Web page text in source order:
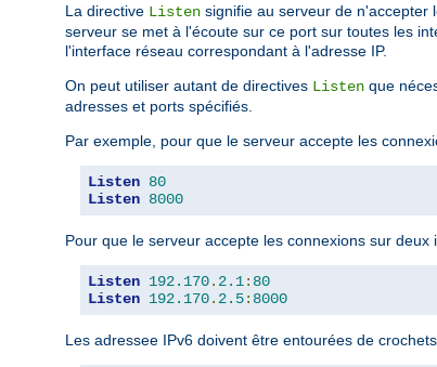
La directive Listen signifie au serveur de n'accepter
serveur se met à l'écoute sur ce port sur toutes les
l'interface réseau correspondant à l'adresse IP.
On peut utiliser autant de directives Listen que
adresses et ports spécifiés.
Par exemple, pour que le serveur accepte les
Listen 80
Listen 8000
Pour que le serveur accepte les connexions sur
Listen 192.170. 2.1: 80
Listen 192.170. 2.5: 8000
Les adressee IPv6 doivent être entourées de